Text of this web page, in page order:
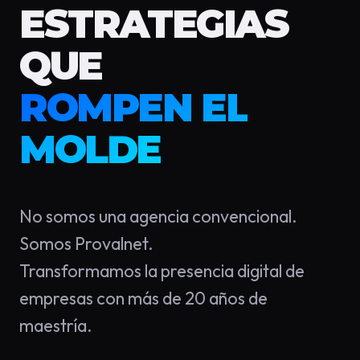
ESTRATEGIAS
QUE
ROMPEN EL
MOLDE
No somos una agencia convencional.
Somos Provalnet.
Transformamos la presencia digital de
empresas con más de 20 años de
maestría.